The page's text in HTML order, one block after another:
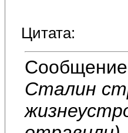
Цитата:
Сталин